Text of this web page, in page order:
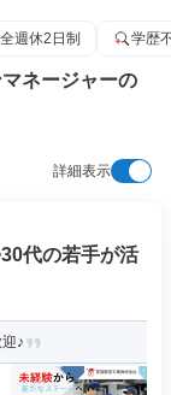
週休2日制 学歴
ネージャーの
詳細表示
代の若手が活
♪